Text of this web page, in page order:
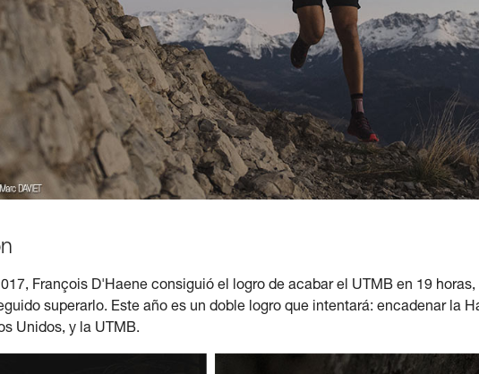
François D'Haene consiguió el logro de acabar el UTMB en 19
superarlo. Este año es un doble logro que intentará: encadenar la
Unidos, y la UTMB.